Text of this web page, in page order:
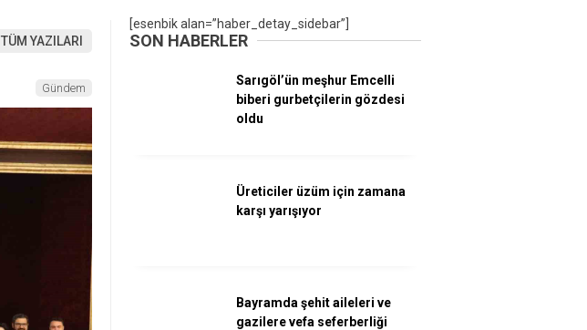
TÜM YAZILARI
Gündem
[esenbik alan=”haber_detay_sidebar”]
SON HABERLER
Sarıgöl’ün meşhur Emcelli
biberi gurbetçilerin gözdesi
oldu
Üreticiler üzüm için zamana
karşı yarışıyor
Bayramda şehit aileleri ve
gazilere vefa seferberliği